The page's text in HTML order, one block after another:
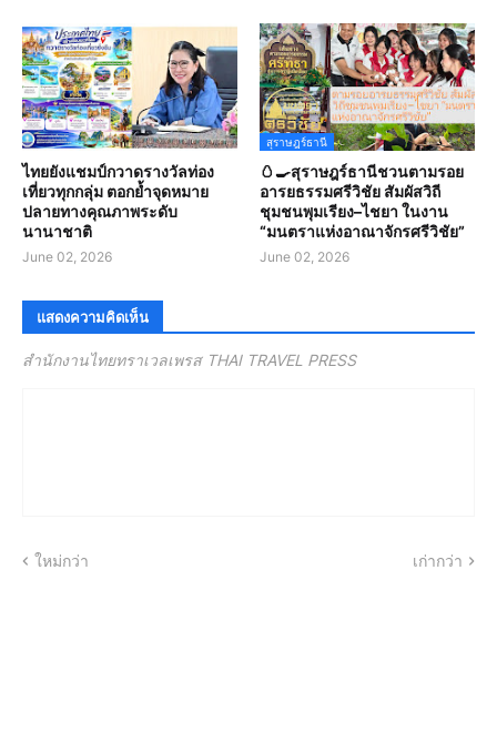
ไทยยังแชมป์กวาดรางวัลท่อง
เที่ยวทุกกลุ่ม ตอกย้ำจุดหมาย
ปลายทางคุณภาพระดับ
นานาชาติ
June 02, 2026
สุราษฎร์ธานี
🥚🍳สุราษฎร์ธานีชวนตามรอย
อารยธรรมศรีวิชัย สัมผัสวิถี
ชุมชนพุมเรียง–ไชยา ในงาน
“มนตราแห่งอาณาจักรศรีวิชัย”
June 02, 2026
แสดงความคิดเห็น
สำนักงานไทยทราเวลเพรส THAI TRAVEL PRESS
ใหม่กว่า เก่ากว่า